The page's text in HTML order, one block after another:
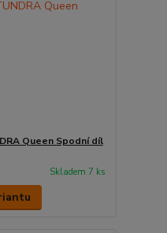
Queen Spodní díl
Skladem 7 ks